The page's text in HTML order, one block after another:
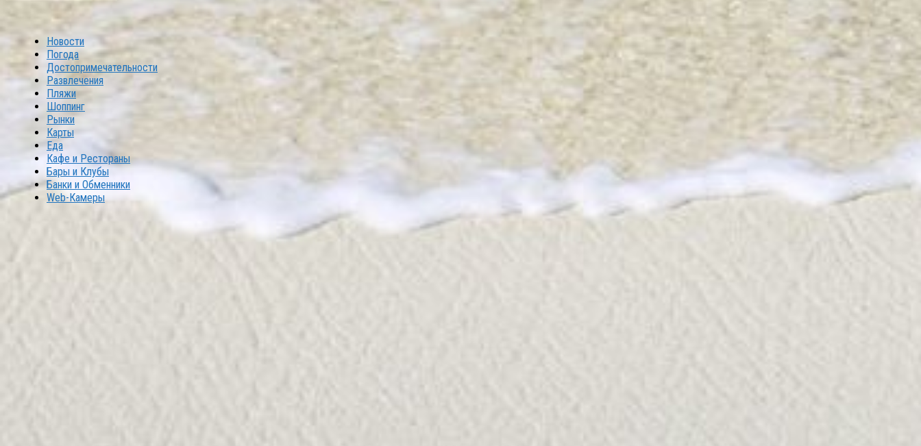
Новости
Погода
Достопримечательности
Развлечения
Пляжи
Шоппинг
Рынки
Карты
Еда
Кафе и Рестораны
Бары и Клубы
Банки и Обменники
Web-Камеры